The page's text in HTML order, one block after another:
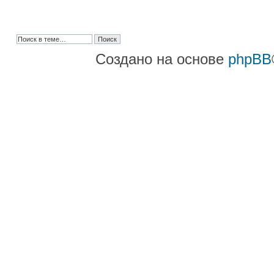
Создано на основе phpBB